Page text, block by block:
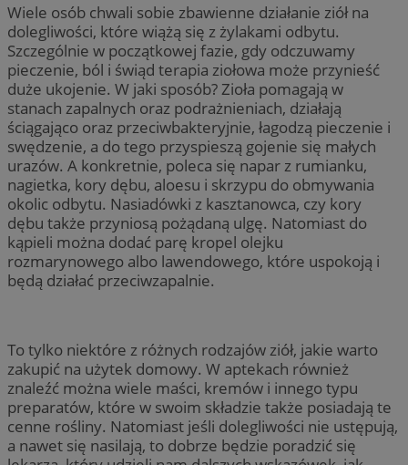
Wiele osób chwali sobie zbawienne działanie ziół na
dolegliwości, które wiążą się z żylakami odbytu.
Szczególnie w początkowej fazie, gdy odczuwamy
pieczenie, ból i świąd terapia ziołowa może przynieść
duże ukojenie. W jaki sposób? Zioła pomagają w
stanach zapalnych oraz podrażnieniach, działają
ściągająco oraz przeciwbakteryjnie, łagodzą pieczenie i
swędzenie, a do tego przyspieszą gojenie się małych
urazów. A konkretnie, poleca się napar z rumianku,
nagietka, kory dębu, aloesu i skrzypu do obmywania
okolic odbytu. Nasiadówki z kasztanowca, czy kory
dębu także przyniosą pożądaną ulgę. Natomiast do
kąpieli można dodać parę kropel olejku
rozmarynowego albo lawendowego, które uspokoją i
będą działać przeciwzapalnie.
To tylko niektóre z różnych rodzajów ziół, jakie warto
zakupić na użytek domowy. W aptekach również
znaleźć można wiele maści, kremów i innego typu
preparatów, które w swoim składzie także posiadają te
cenne rośliny. Natomiast jeśli dolegliwości nie ustępują,
a nawet się nasilają, to dobrze będzie poradzić się